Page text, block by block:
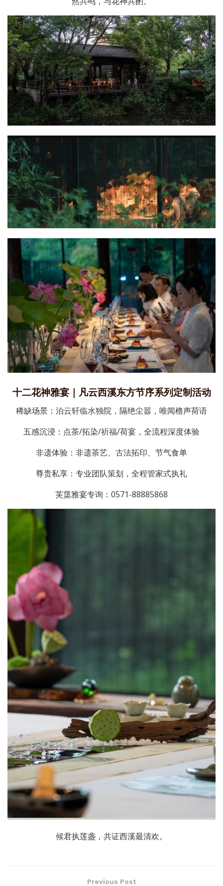
十二花神雅宴｜凡云西溪东方节序系列定制活动
稀缺场景：泊云轩临水独院，隔绝尘嚣，唯闻橹声荷语
五感沉浸：点茶/拓染/祈福/荷宴，全流程深度体验
非遗体验：非遗茶艺、古法拓印、节气食单
尊贵私享：专业团队策划，全程管家式执礼
芙蕖雅宴专询：0571-88885868
候君执莲盏，共证西溪最清欢。
Previous Post